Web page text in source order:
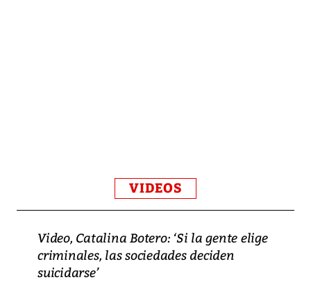
VIDEOS
Video, Catalina Botero: ‘Si la gente elige
criminales, las sociedades deciden
suicidarse’